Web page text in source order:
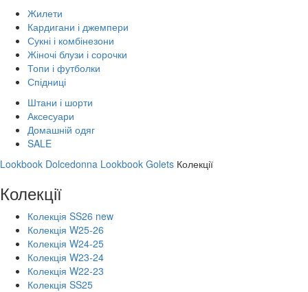
Жилети
Кардигани і джемпери
Сукні і комбінезони
Жіночі блузи і сорочки
Топи і футболки
Спідниці
Штани і шорти
Аксесуари
Домашній одяг
SALE
Lookbook Dolcedonna Lookbook Golets Колекції
Колекції
Колекція SS26 new
Колекція W25-26
Колекція W24-25
Колекція W23-24
Колекція W22-23
Колекція SS25